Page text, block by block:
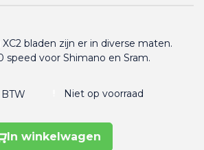
bladen zijn er in diverse maten.
speed voor Shimano en Sram.
Niet op voorraad
In winkelwagen